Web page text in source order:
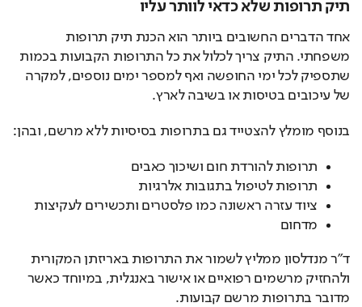
תיק תרופות שלא כדאי לוותר עליו
של עיכובים בטיסות או בשיבה לארץ.
בנוסף מומלץ להצטייד גם בתרופות בסיסיות ללא מרשם, ובהן:
תרופות להורדת חום ושיכוך כאבים
תרופות לטיפול בתגובות אלרגיות
ציוד עזרה ראשונה כמו פלסטרים ותכשירים לעקיצות
מדחום
מדובר בתרופות מרשם קבועות.